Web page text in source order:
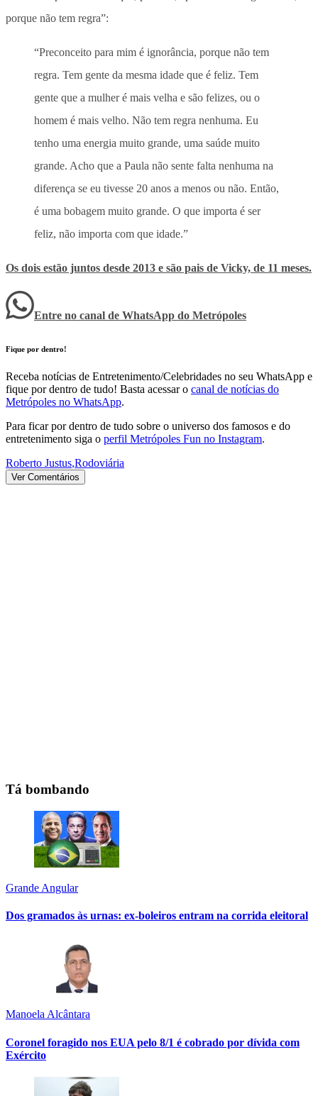
porque não tem regra”:
“Preconceito para mim é ignorância, porque não tem
regra. Tem gente da mesma idade que é feliz. Tem
gente que a mulher é mais velha e são felizes, ou o
homem é mais velho. Não tem regra nenhuma. Eu
tenho uma energia muito grande, uma saúde muito
grande. Acho que a Paula não sente falta nenhuma na
diferença se eu tivesse 20 anos a menos ou não. Então,
é uma bobagem muito grande. O que importa é ser
feliz, não importa com que idade.”
Os dois estão juntos desde 2013 e são pais de Vicky, de 11 meses.
Entre no canal de WhatsApp do Metrópoles
Fique por dentro!
Receba notícias de Entretenimento/Celebridades no seu WhatsApp e
fique por dentro de tudo! Basta acessar o canal de notícias do
Metrópoles no WhatsApp.
Para ficar por dentro de tudo sobre o universo dos famosos e do
entretenimento siga o perfil Metrópoles Fun no Instagram.
Roberto Justus,Rodoviária
Ver Comentários
Tá bombando
Grande Angular
Dos gramados às urnas: ex-boleiros entram na corrida eleitoral
Manoela Alcântara
Coronel foragido nos EUA pelo 8/1 é cobrado por dívida com
Exército